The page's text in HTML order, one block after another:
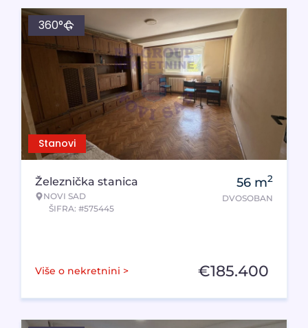
Stanovi
360°
Železnička stanica
NOVI SAD
ŠIFRA: #575445
56 m2
DVOSOBAN
Više o nekretnini > €185.400